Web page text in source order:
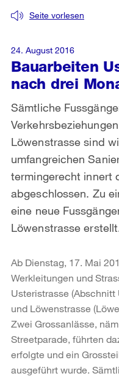
Bauarbeiten
nach drei
Seite vorlesen
Sämtliche
Löwenstrasse sind
umfangreichen
termingerecht innert
abgeschlossen. Zu
eine neue
Löwenstrasse
24. August 2016
Ab Dienstag, 17. Mai
Werkleitungen und
Usteristrasse
und Löwenstrasse
Zwei Grossanlässe,
Streetparade, führten
erfolgte und ein
ausgeführt wurde.